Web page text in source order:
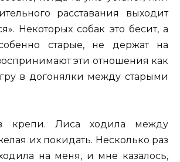
расставания выходит
Некоторых собак это бесит, а
старые, не держат на
эти отношения как
в догонялки между старыми
крепи. Лиса ходила между
их покидать. Несколько раз
на меня, и мне казалось,